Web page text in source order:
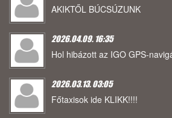
AKIKTŐL BÚCSÚZUNK
2026.04.09. 16:35
Hol hibázott az IGO GPS-
2026.03.13. 03:05
Főtaxisok ide KLIKK!!!!